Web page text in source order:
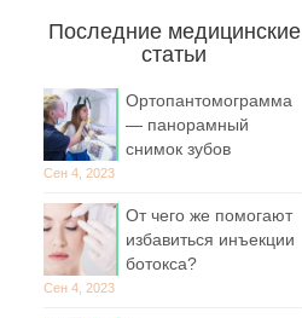
Последние медицинские
статьи
Ортопантомограмма
— панорамный
снимок зубов
Сен 4, 2023
От чего же помогают
избавиться инъекции
ботокса?
Сен 4, 2023